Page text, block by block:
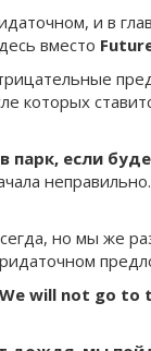
и в
вместо
которых
парк, если
но мы же
We will not go to